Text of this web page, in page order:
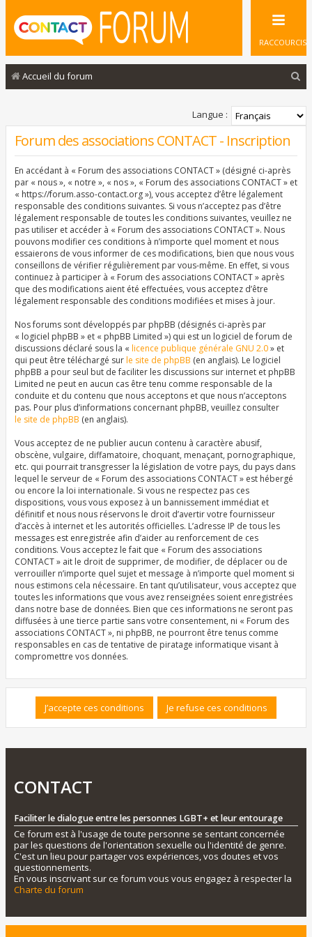
RACCOURCIS
Accueil du forum
c
Langue :
Forum des associations CONTACT - Inscription
En accédant à « Forum des associations CONTACT » (désigné ci-après
par « nous », « notre », « nos », « Forum des associations CONTACT » et
« https://forum.asso-contact.org »), vous acceptez d’être légalement
responsable des conditions suivantes. Si vous n’acceptez pas d’être
légalement responsable de toutes les conditions suivantes, veuillez ne
pas utiliser et accéder à « Forum des associations CONTACT ». Nous
pouvons modifier ces conditions à n’importe quel moment et nous
essaierons de vous informer de ces modifications, bien que nous vous
conseillons de vérifier régulièrement par vous-même. En effet, si vous
continuez à participer à « Forum des associations CONTACT » après
que des modifications aient été effectuées, vous acceptez d’être
légalement responsable des conditions modifiées et mises à jour.
Nos forums sont développés par phpBB (désignés ci-après par
« logiciel phpBB » et « phpBB Limited ») qui est un logiciel de forum de
discussions déclaré sous la « licence publique générale GNU 2.0» et
qui peut être téléchargé surle site de phpBB (en anglais). Le logiciel
phpBB a pour seul but de faciliter les discussions sur internet et phpBB
Limited ne peut en aucun cas être tenu comme responsable de la
conduite et du contenu que nous acceptons et que nous n’acceptons
pas. Pour plus d’informations concernant phpBB, veuillez consulter
le site de phpBB (en anglais).
Vous acceptez de ne publier aucun contenu à caractère abusif,
obscène, vulgaire, diffamatoire, choquant, menaçant, pornographique,
etc. qui pourrait transgresser la législation de votre pays, du pays dans
lequel le serveur de « Forum des associations CONTACT » est hébergé
ou encore la loi internationale. Si vous ne respectez pas ces
dispositions, vous vous exposez à un bannissement immédiat et
définitif et nous nous réservons le droit d’avertir votre fournisseur
d’accès à internet et les autorités officielles. L’adresse IP de tous les
messages est enregistrée afin d’aider au renforcement de ces
conditions. Vous acceptez le fait que « Forum des associations
CONTACT » ait le droit de supprimer, de modifier, de déplacer ou de
verrouiller n’importe quel sujet et message à n’importe quel moment si
nous estimons cela nécessaire. En tant qu’utilisateur, vous acceptez que
toutes les informations que vous avez renseignées soient enregistrées
dans notre base de données. Bien que ces informations ne seront pas
diffusées à une tierce partie sans votre consentement, ni « Forum des
associations CONTACT », ni phpBB, ne pourront être tenus comme
responsables en cas de tentative de piratage informatique visant à
compromettre vos données.
CONTACT
Faciliter le dialogue entre les personnes LGBT+ et leur entourage
Ce forum est à l'usage de toute personne se sentant concernée
par les questions de l'orientation sexuelle ou l'identité de genre.
C'est un lieu pour partager vos expériences, vos doutes et vos
questionnements.
En vous inscrivant sur ce forum vous vous engagez à respecter la
Charte du forum